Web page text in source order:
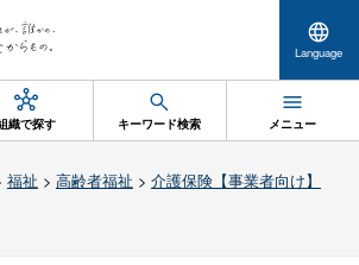
Language
織で探す キーワード検索 メニュー
福祉 > 高齢者福祉 > 介護保険【事業者向け】